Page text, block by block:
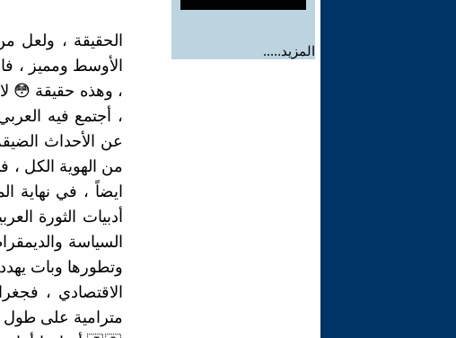
المزيد.....
الحقيقة ، ولعل
، وهذه حقيقة 😳
، أجتمع فيه
عن الأحداث
من الهوية الكل ،
أدبيات الثورة
السياسة
وتطورها وبات
الاقتصادي ،
مترامية على طول